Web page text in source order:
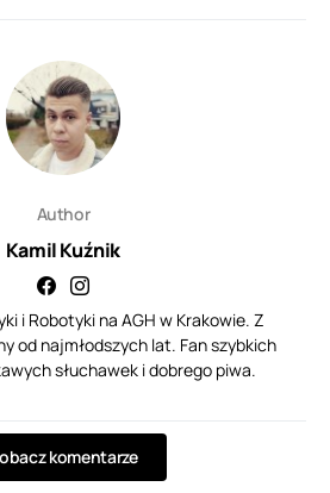
Author
Kamil Kuźnik
i Robotyki na AGH w Krakowie. Z
od najmłodszych lat. Fan szybkich
słuchawek i dobrego piwa.
komentarze